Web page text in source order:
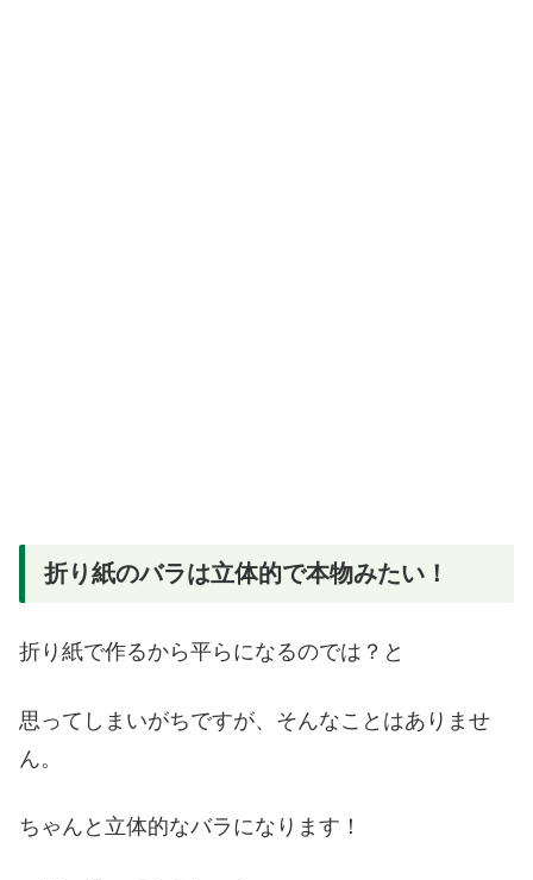
折り紙のバラは立体的で本物みたい！
折り紙で作るから平らになるのでは？と
思ってしまいがちですが、そんなことはありませ
ん。
ちゃんと立体的なバラになります！